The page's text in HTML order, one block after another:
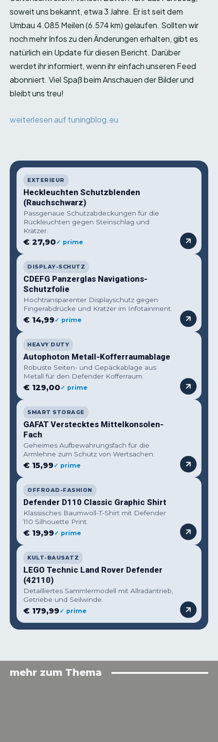
soweit uns bekannt, etwa 3 Jahre. Er ist seit dem
Umbau 4.085 Meilen (6.574 km) gelaufen. Sollten wir
noch mehr Infos zu den Änderungen erhalten, gibt es
natürlich ein Update für diesen Bericht. Darüber
werdet ihr informiert, wenn ihr einfach unseren Feed
abonniert. Viel Spaß beim Anschauen der Bilder und
bleibt uns treu!
weiterlesen auf tuningblog.eu
EXTERIEUR
Heckleuchten Schutzblenden
(Rauchschwarz)
Passgenaue Schutzabdeckungen für die
Rückleuchten gegen Steinschlag und
Kratzer.
€ 27,90✓ prime
DISPLAY-SCHUTZ
CDEFG Panzerglas Navigations-
Schutzfolie
Hochtransparenter Displayschutz gegen
Fingerabdrücke und Kratzer im Infotainment.
€ 14,99✓ prime
HEAVY DUTY
Autophoton Metall-Kofferraumablage
Robuste Seiten- und Gepäckablage aus
Metall für den Defender Kofferraum.
€ 129,00✓ prime
SMART STORAGE
GAFAT Verstecktes Mittelkonsolen-
Fach
Geheimes Aufbewahrungsfach für die
Armlehne zum Schutz von Wertsachen.
€ 15,99✓ prime
OFFROAD-FASHION
Defender D110 Classic Graphic Shirt
Klassisches Baumwoll-T-Shirt mit Defender
110 Silhouette Print.
€ 19,99✓ prime
KULT-BAUSATZ
LEGO Technic Land Rover Defender
(42110)
Detailliertes Sammlermodell mit Allradantrieb,
Getriebe und Seilwinde.
€ 179,99✓ prime
mehr zum Thema